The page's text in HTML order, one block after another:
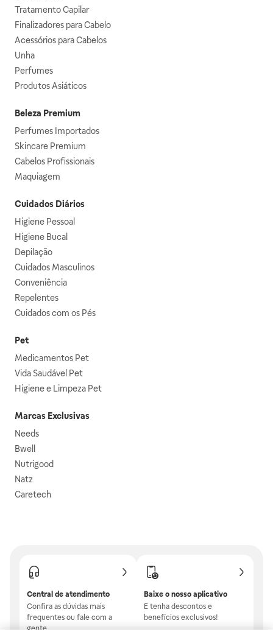
Tratamento Capilar
Finalizadores para Cabelo
Acessórios para Cabelos
Unha
Perfumes
Produtos Asiáticos
Beleza Premium
Perfumes Importados
Skincare Premium
Cabelos Profissionais
Maquiagem
Cuidados Diários
Higiene Pessoal
Higiene Bucal
Depilação
Cuidados Masculinos
Conveniência
Repelentes
Cuidados com os Pés
Pet
Medicamentos Pet
Vida Saudável Pet
Higiene e Limpeza Pet
Marcas Exclusivas
Needs
Bwell
Nutrigood
Natz
Caretech
Central de atendimento
Confira as dúvidas mais
frequentes ou fale com a
gente.
Baixe o nosso aplicativo
E tenha descontos e
benefícios exclusivos!